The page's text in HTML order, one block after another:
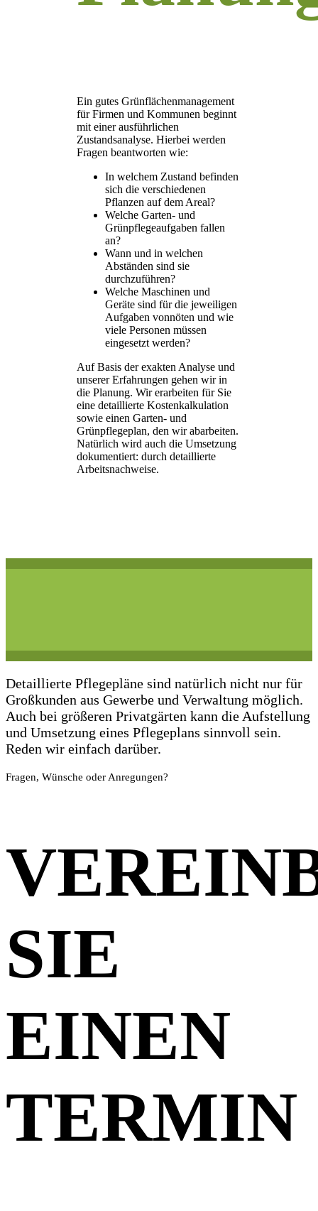
Ein gutes Grünflächenmanagement
für Firmen und Kommunen beginnt
mit einer ausführlichen
Zustandsanalyse. Hierbei werden
Fragen beantworten wie:
In welchem Zustand befinden
sich die verschiedenen
Pflanzen auf dem Areal?
Welche Garten- und
Grünpflegeaufgaben fallen
an?
Wann und in welchen
Abständen sind sie
durchzuführen?
Welche Maschinen und
Geräte sind für die jeweiligen
Aufgaben vonnöten und wie
viele Personen müssen
eingesetzt werden?
Auf Basis der exakten Analyse und
unserer Erfahrungen gehen wir in
die Planung. Wir erarbeiten für Sie
eine detaillierte Kostenkalkulation
sowie einen Garten- und
Grünpflegeplan, den wir abarbeiten.
Natürlich wird auch die Umsetzung
dokumentiert: durch detaillierte
Arbeitsnachweise.
Was im
Großen
geht
auch im
Kleinen.
Detaillierte Pflegepläne sind natürlich nicht nur für
Großkunden aus Gewerbe und Verwaltung möglich.
Auch bei größeren Privatgärten kann die Aufstellung
und Umsetzung eines Pflegeplans sinnvoll sein.
Reden wir einfach darüber.
Fragen, Wünsche oder Anregungen?
SIE
EINEN
TERMIN